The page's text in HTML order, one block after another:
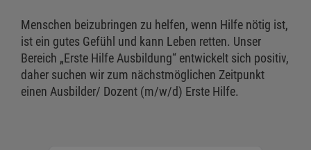
Menschen beizubringen zu helfen, wenn Hilfe nötig ist,
ist ein gutes Gefühl und kann Leben retten. Unser
Bereich „Erste Hilfe Ausbildung“ entwickelt sich positiv,
daher suchen wir zum nächstmöglichen Zeitpunkt
einen Ausbilder/ Dozent (m/w/d) Erste Hilfe.